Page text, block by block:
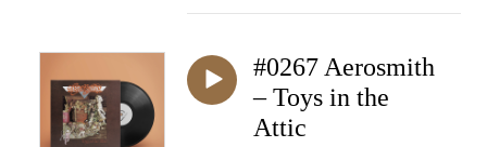
#0267 Aerosmith
– Toys in the
Attic